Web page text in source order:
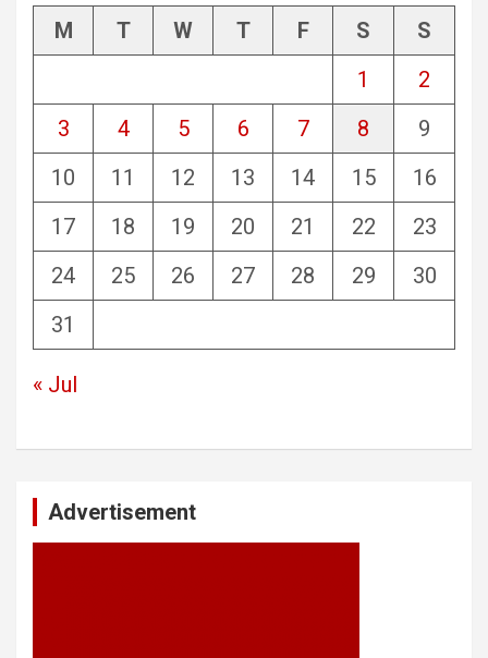
M
T W T F S
S
1
2
3
4 5 6 7 8
9
10
11 12 13 14 15
16
17
18 19 20 21 22
23
24
25 26 27 28 29
30
31
« Jul
Advertisement